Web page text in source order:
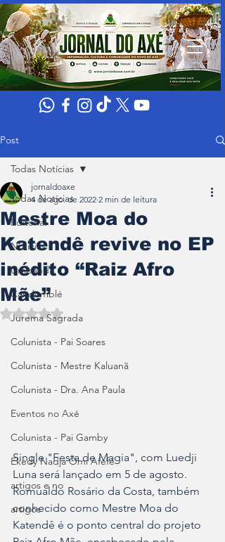
Post
Todas Notícias
Editorial
Noticias
Umbanda
Candomblé
Jurema Sagrada
Colunista - Pai Soares
Colunista - Mestre Kaluanã
Colunista - Dra. Ana Paula
Eventos no Axé
Colunista - Pai Gamby
Ekedy Nadja Ómi Afefé
artigos e no
artigos
Todas Notícias
Mestre Moa do
Katendê revive no EP
inédito “Raiz Afro
Mãe”
jornaldoaxe
4 de ago. de 2022 2 min de leitura
Avaliado com NaN de 5 estrelas.
Single "Festa de Magia", com Luedji
Luna será lançado em 5 de agosto.
Romualdo Rosário da Costa, também
conhecido como Mestre Moa do
Katendê é o ponto central do projeto